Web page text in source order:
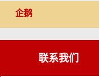
企鹅
联系我们